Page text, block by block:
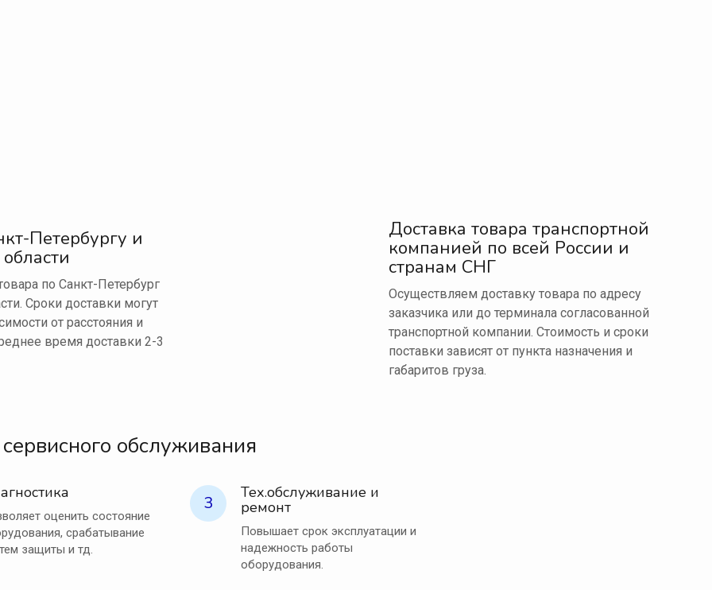
Петербургу и
по Санкт-Петербург
Сроки доставки могут
от расстояния и
время доставки 2-3
Доставка товара транспортной
компанией по всей России и
странам СНГ
Осуществляем доставку товара по адресу
заказчика или до терминала согласованной
транспортной компании. Стоимость и сроки
поставки зависят от пункта назначения и
габаритов груза.
обслуживания
оценить состояние
срабатывание
защиты и тд.
3 Тех.обслуживание и
ремонт
Повышает срок эксплуатации и
надежность работы
оборудования.